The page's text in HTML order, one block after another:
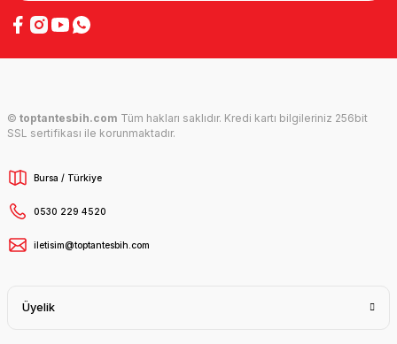
© toptantesbih.com Tüm hakları saklıdır. Kredi kartı bilgileriniz 256bit
SSL sertifikası ile korunmaktadır.
Bursa / Türkiye
0530 229 4520
iletisim@toptantesbih.com
Üyelik